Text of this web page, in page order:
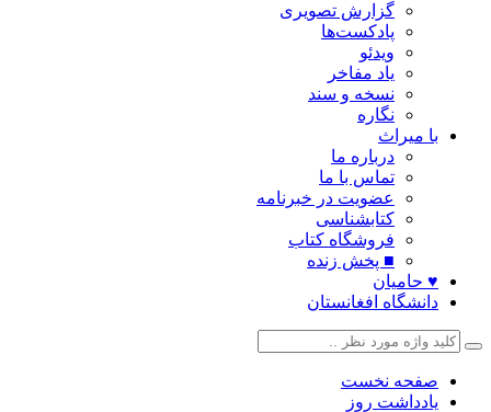
گزارش تصویری
پادکست‌ها
ویدئو
یاد مفاخر
نسخه و سند
نگاره
با میراث
درباره ما
تماس با ما
عضویت در خبرنامه
کتابشناسی
فروشگاه کتاب
■ پخش زنده
♥ حامیان
دانشگاه افغانستان
صفحه نخست
یادداشت روز